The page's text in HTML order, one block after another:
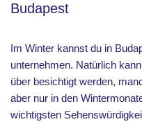
Budapest
Im Winter kannst du in
unternehmen. Natürlich
über besichtigt werden,
aber nur in den
wichtigsten